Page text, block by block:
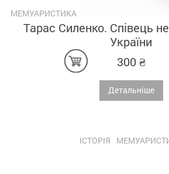
МЕМУАРИСТИКА
Тарас Силенко. Співець
України
300 ₴
Детальніше
ІСТОРІЯ